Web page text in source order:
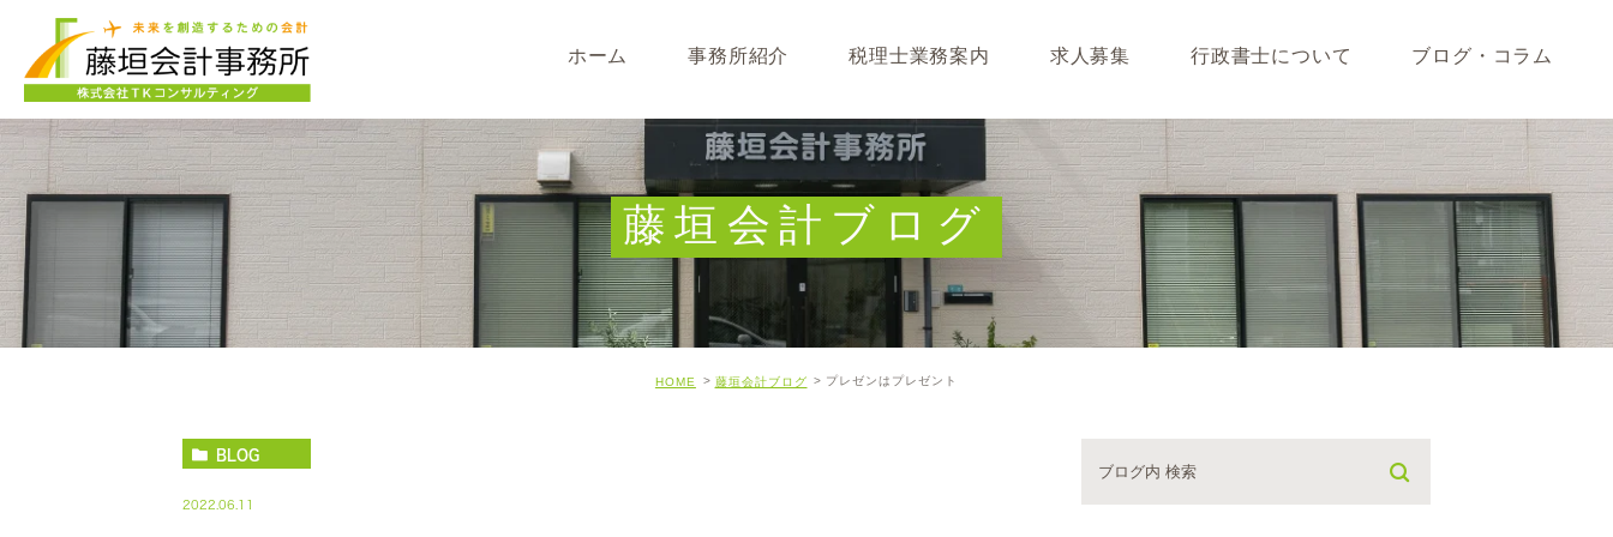
ホーム 事務所紹介
事務所･スタッフ紹介
求人募集
税理士業務案内
なぜ税理士が必要なのか
キャッシュフロー経営について
開業･経営支援について
相続について･事業承継について
求人募集 行政書士について ブログ・コラム
藤垣会計ブログ
行政書士川島ブログ
365BLOG
コラム
藤垣会計ブログ
HOME 藤垣会計ブログ プレゼンはプレゼント
BLOG
2022.06.11